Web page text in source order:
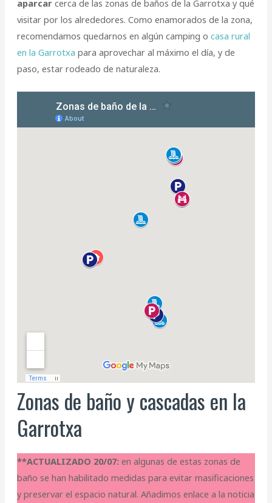
aparcarcerca de las zonas de baños de la Garrotxa y qué
visitar por los alrededores. Como enamorados de la zona,
recomendamos quedarnos en algún camping o casa rural
en la Garrotxa para aprovechar al máximo el día, y de
paso, estar rodeado de naturaleza.
Zonas de baño y cascadas en la
Garrotxa
**ACTUALIZADO 20/07: en algunas de estas zonas de
baño se han habilitado medidas para evitar masificaciones
y preservar el espacio natural. Añadimos enlace a la noticia